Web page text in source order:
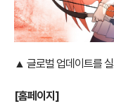
▲ 글로벌 업데이트를 실
[홈페이지]